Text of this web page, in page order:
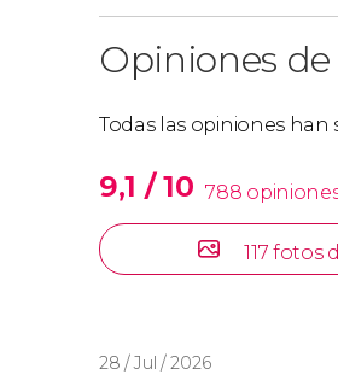
Opiniones
Todas las opiniones
9,1 / 10 788
117 fotos
28 / Jul / 2026